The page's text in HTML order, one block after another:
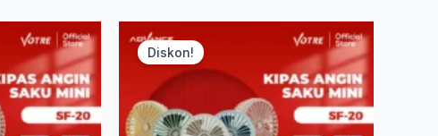
Diskon!
aslinya
adalah:
Rp 95.000. adalah:
Rp 51.300.
Produk
memiliki
beberapa
varian.